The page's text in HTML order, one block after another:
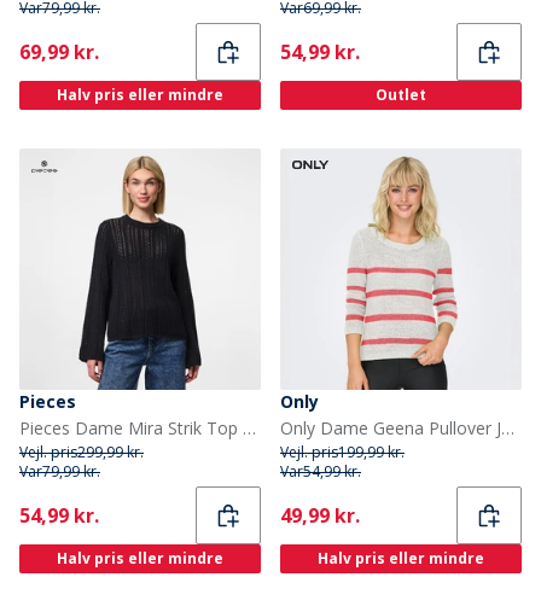
Var79,99 kr.
Current
69,99 kr.
Halv pris eller mindre
Var69,99 kr.
Current
54,99 kr.
Outlet
Pieces
Pieces Dame Mira Strik Top Sort
Vejl. pris299,99 kr.
Var79,99 kr.
Current
54,99 kr.
Halv pris eller mindre
Only
Only Dame Geena Pullover Jumper Cloud Dancer
Vejl. pris199,99 kr.
Var54,99 kr.
Current
49,99 kr.
Halv pris eller mindre